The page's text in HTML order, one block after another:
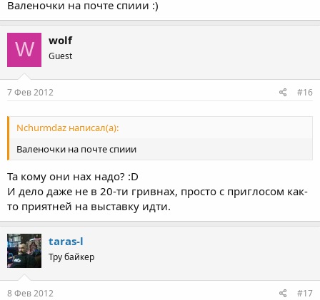
Валеночки на почте спиии :)
W wolf
Guest
7 Фев 2012 #16
Nchurmdaz написал(а):
Валеночки на почте спиии
Та кому они нах надо? :D
И дело даже не в 20-ти гривнах, просто с приглосом как-
то приятней на выставку идти.
taras-l
Тру байкер
8 Фев 2012 #17